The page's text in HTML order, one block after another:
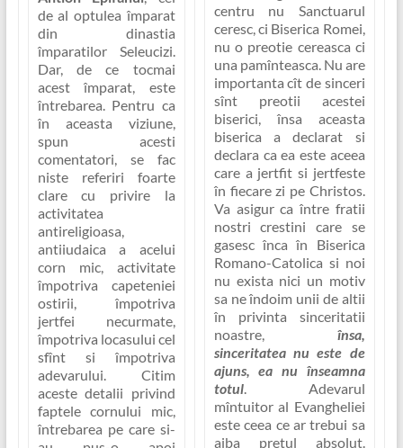
de al optulea împarat
din dinastia
împaratilor Seleucizi.
Dar, de ce tocmai
acest împarat, este
întrebarea. Pentru ca
în aceasta viziune,
spun acesti
comentatori, se fac
niste referiri foarte
clare cu privire la
activitatea
antireligioasa,
antiiudaica a acelui
corn mic, activitate
împotriva capeteniei
ostirii, împotriva
jertfei necurmate,
împotriva locasului cel
sfînt si împotriva
adevarului. Citim
aceste detalii privind
faptele cornului mic,
întrebarea pe care si-
centru nu Sanctuarul
ceresc, ci Biserica Romei,
nu o preotie cereasca ci
una pamînteasca. Nu are
importanta cît de sinceri
sînt preotii acestei
biserici, însa aceasta
biserica a declarat si
declara ca ea este aceea
care a jertfit si jertfeste
în fiecare zi pe Christos.
Va asigur ca între fratii
nostri crestini care se
gasesc înca în Biserica
Romano-Catolica si noi
nu exista nici un motiv
sa ne îndoim unii de altii
în privinta sinceritatii
noastre, însa,
sinceritatea nu este de
ajuns, ea nu înseamna
totul. Adevarul
mîntuitor al Evangheliei
este ceea ce ar trebui sa
aiba pretul absolut.